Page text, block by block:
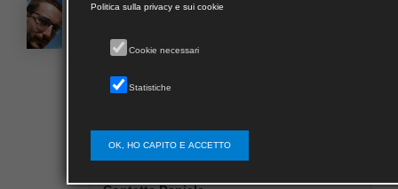
DanieleMARCHEGGIANI
l’Aracne editrice e si dedica con passione alla
Politica sulla privacy e sui cookie
Cookie necessari
Statistiche
OK, HO CAPITO E ACCETTO